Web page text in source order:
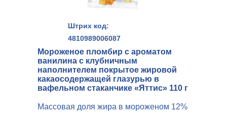
Штрих код:
4810989006087
Мороженое пломбир с ароматом
ванилина с клубничным
наполнителем покрытое жировой
какаосодержащей глазурью в
вафельном стаканчике «Яттис» 110 г
Массовая доля жира в мороженом 12%